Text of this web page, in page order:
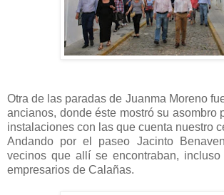
Otra de las paradas de Juanma Moreno
ancianos, donde éste mostró su asombro
instalaciones con las que cuenta nuestro
Andando por el paseo Jacinto
vecinos que allí se encontraban,
empresarios de Calañas.